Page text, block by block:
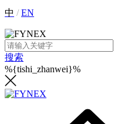
中 /EN
搜索
%{tishi_zhanwei}%